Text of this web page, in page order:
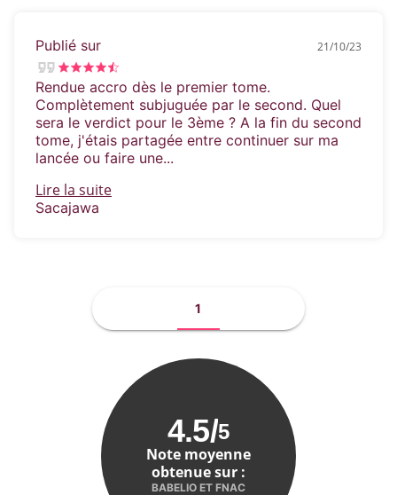
Publié sur 21/10/23
Rendue accro dès le premier tome.
Complètement subjuguée par le second. Quel
sera le verdict pour le 3ème ? A la fin du second
tome, j'étais partagée entre continuer sur ma
lancée ou faire une...
Lire la suite
Sacajawa
1
4.5/5
Note moyenne
obtenue sur :
BABELIO ET FNAC